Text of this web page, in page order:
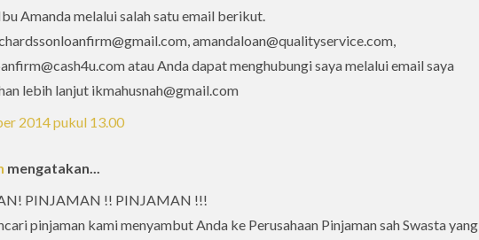
Amanda melalui salah satu email berikut.
amandaloan@qualityservice.com,
atau Anda dapat menghubungi saya melalui email saya
lebih lanjut ikmahusnah@gmail.com
2014 pukul 13.00
mengatakan...
PINJAMAN !! PINJAMAN !!!
pinjaman kami menyambut Anda ke Perusahaan Pinjaman sah Swasta yang